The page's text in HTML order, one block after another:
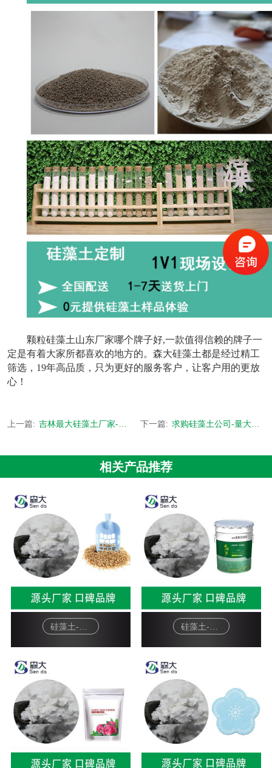
颗粒硅藻土山东厂家哪个牌子好,一款值得信赖的牌子一
定是有着大家所都喜欢的地方的。森大硅藻土都是经过精工
筛选，19年高品质，只为更好的服务客户，让客户用的更放
心！
上一篇: 下一篇: 求购硅藻土公司-量大可按配方需求定制生产-[森大硅藻土]
相关产品推荐